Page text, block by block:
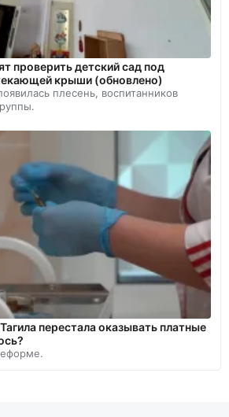
проверить детский сад под
крыши (обновлено)
плесень, воспитанников
перестала оказывать платные